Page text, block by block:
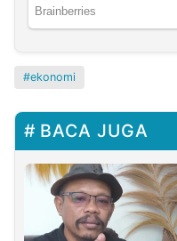
ekonomi
BACA JUGA